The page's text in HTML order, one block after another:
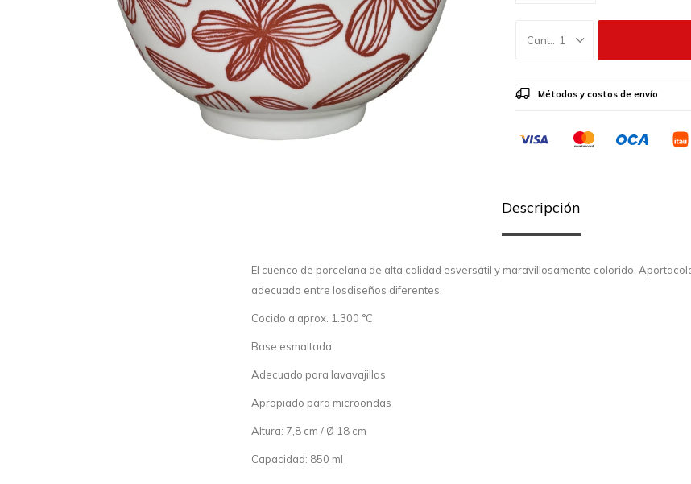
1
Métodos y costos de envío
Descripción
El cuenco de porcelana de alta calidad esversátil y maravillosamente colorido.
adecuado entre losdiseños diferentes.
Cocido a aprox. 1.300 °C
Base esmaltada
Adecuado para lavavajillas
Apropiado para microondas
Altura: 7,8 cm / Ø 18 cm
Capacidad: 850 ml